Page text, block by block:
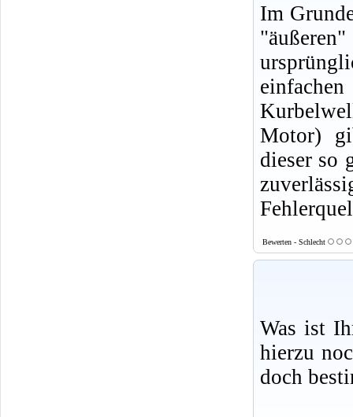
Im
Motor)
dieser so
Bewerten - Schlecht
Was ist
hierzu
doch